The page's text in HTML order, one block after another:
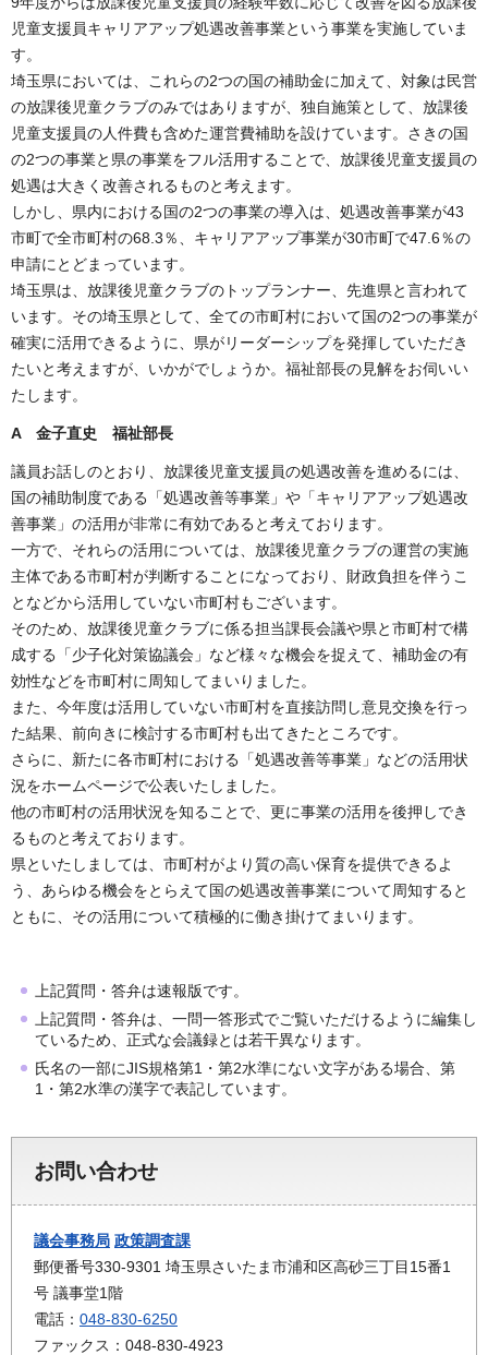
児童支援員キャリアアップ処遇改善事業という事業を実施していま
す。
埼玉県においては、これらの2つの国の補助金に加えて、対象は民営
の放課後児童クラブのみではありますが、独自施策として、放課後
児童支援員の人件費も含めた運営費補助を設けています。さきの国
の2つの事業と県の事業をフル活用することで、放課後児童支援員の
処遇は大きく改善されるものと考えます。
しかし、県内における国の2つの事業の導入は、処遇改善事業が43
市町で全市町村の68.3％、キャリアアップ事業が30市町で47.6％の
申請にとどまっています。
埼玉県は、放課後児童クラブのトップランナー、先進県と言われて
います。その埼玉県として、全ての市町村において国の2つの事業が
確実に活用できるように、県がリーダーシップを発揮していただき
たいと考えますが、いかがでしょうか。福祉部長の見解をお伺いい
たします。
A 金子直史 福祉部長
議員お話しのとおり、放課後児童支援員の処遇改善を進めるには、
国の補助制度である「処遇改善等事業」や「キャリアアップ処遇改
善事業」の活用が非常に有効であると考えております。
一方で、それらの活用については、放課後児童クラブの運営の実施
主体である市町村が判断することになっており、財政負担を伴うこ
となどから活用していない市町村もございます。
そのため、放課後児童クラブに係る担当課長会議や県と市町村で構
成する「少子化対策協議会」など様々な機会を捉えて、補助金の有
効性などを市町村に周知してまいりました。
また、今年度は活用していない市町村を直接訪問し意見交換を行っ
た結果、前向きに検討する市町村も出てきたところです。
さらに、新たに各市町村における「処遇改善等事業」などの活用状
況をホームページで公表いたしました。
他の市町村の活用状況を知ることで、更に事業の活用を後押しでき
るものと考えております。
県といたしましては、市町村がより質の高い保育を提供できるよ
う、あらゆる機会をとらえて国の処遇改善事業について周知すると
ともに、その活用について積極的に働き掛けてまいります。
上記質問・答弁は速報版です。
上記質問・答弁は、一問一答形式でご覧いただけるように編集し
ているため、正式な会議録とは若干異なります。
氏名の一部にJIS規格第1・第2水準にない文字がある場合、第
1・第2水準の漢字で表記しています。
お問い合わせ
議会事務局 政策調査課
郵便番号330-9301 埼玉県さいたま市浦和区高砂三丁目15番1
号 議事堂1階
電話： 048-830-6250
ファックス：048-830-4923